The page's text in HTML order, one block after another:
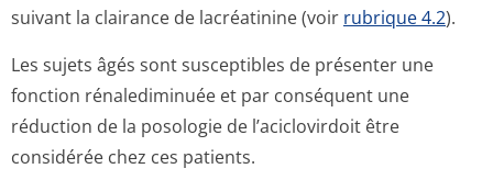
suivant la clairance de lacréatinine (voir rubrique 4.2).
Les sujets âgés sont susceptibles de présenter une
fonction rénalediminuée et par conséquent une
réduction de la posologie de l’aciclovirdoit être
considérée chez ces patients.